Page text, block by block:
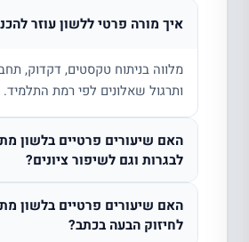
איך מורה פרטי ללשון עוזר
מלווה בניתוח טקסטים, דקדוק,
ותרגול שאלונים לפי רמת התלמיד.
האם שיעורים פרטיים בלשון
לבגרות וגם לשיפור ציונים?
האם שיעורים פרטיים בלשון
לחיזוק הבעה בכתב?